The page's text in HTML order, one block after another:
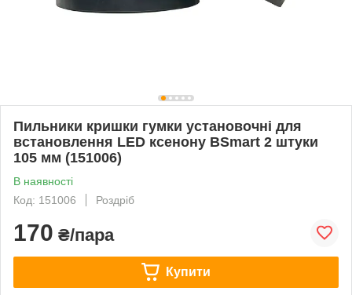
Пильники кришки гумки установочні для
встановлення LED ксенону BSmart 2 штуки
105 мм (151006)
В наявності
Код: 151006
Роздріб
170 ₴/пара
Купити